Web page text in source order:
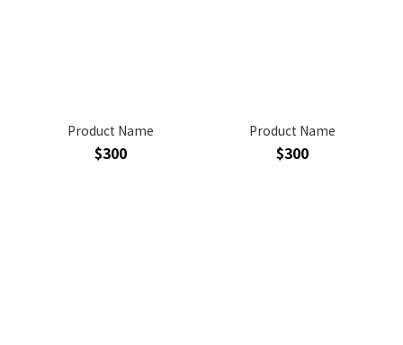
Product Name
$300
Product Name
$300